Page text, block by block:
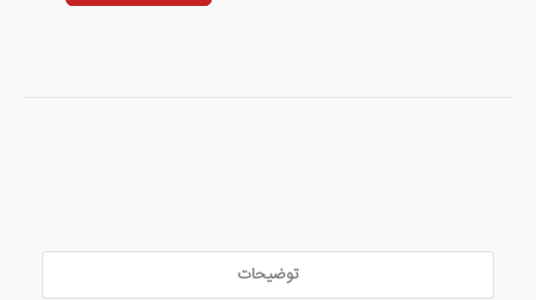
توضیحات